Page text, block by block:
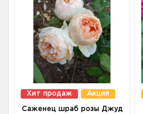
Хит продаж Акция
Саженец шраб розы Джуд